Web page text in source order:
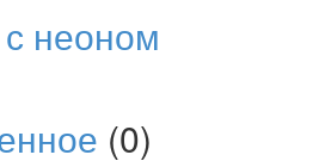
неоном
(0)